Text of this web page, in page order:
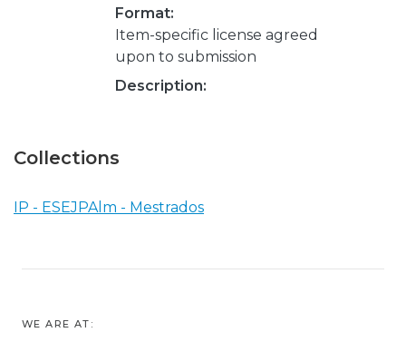
Format:
Item-specific license agreed
upon to submission
Description:
Collections
IP - ESEJPAlm - Mestrados
WE ARE AT: